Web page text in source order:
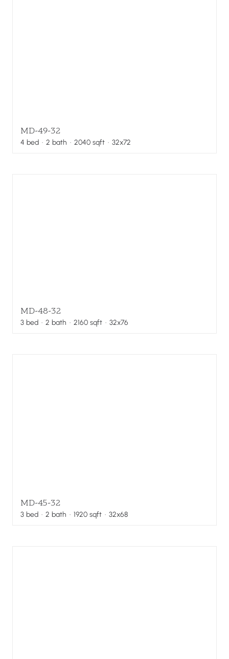
MD-49-32
4 bed · 2 bath · 2040 sqft· 32x72
MD-48-32
3 bed · 2 bath · 2160 sqft· 32x76
MD-45-32
3 bed · 2 bath · 1920 sqft· 32x68